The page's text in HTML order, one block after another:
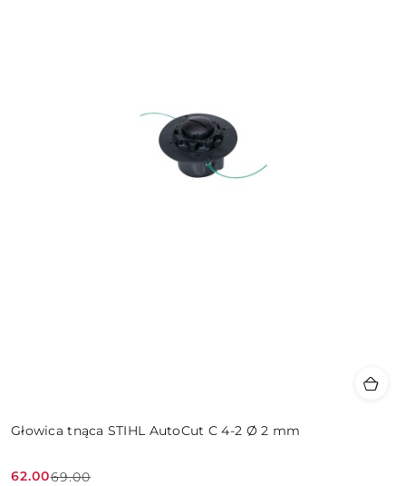
Głowica tnąca STIHL AutoCut C 4-2 Ø 2 mm
62.0069.00